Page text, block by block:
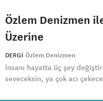
Özlem Denizmen
Üzerine
DERGI Özlem Denizmen
İnsanı hayatta üç şey
seveceksin, ya çok acı